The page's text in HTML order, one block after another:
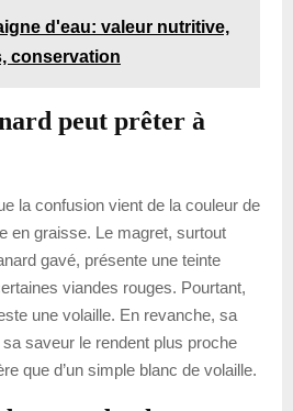
d'eau: valeur nutritive,
conservation
peut prêter à
la confusion vient de la couleur de
en graisse. Le magret, surtout
gavé, présente une teinte
viandes rouges. Pourtant,
une volaille. En revanche, sa
saveur le rendent plus proche
que d’un simple blanc de volaille.